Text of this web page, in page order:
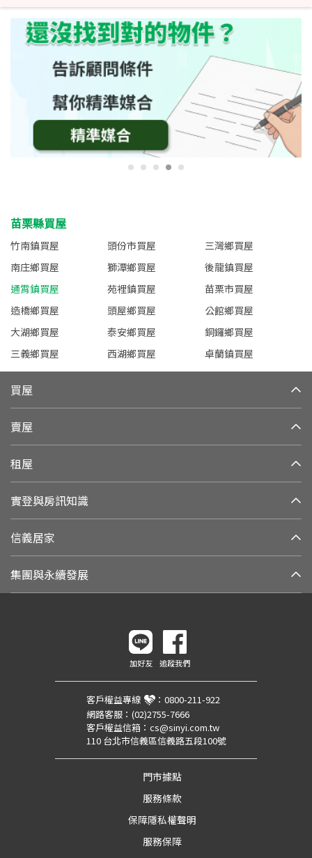
苗栗縣買屋
竹南鎮買屋 頭份市買屋
三灣鄉買屋
南庄鄉買屋
獅潭鄉買屋
後龍鎮買屋
通霄鎮買屋
苑裡鎮買屋
苗栗市買屋
造橋鄉買屋
頭屋鄉買屋
公館鄉買屋
大湖鄉買屋
泰安鄉買屋
銅鑼鄉買屋
三義鄉買屋
西湖鄉買屋 卓蘭鎮買屋
買屋
賣屋
租屋
實登與房訊知識
信義居家
集團與永續發展
加好友 追蹤我們
客戶權益專線 ： 0800-211-922
網路客服： (02)2755-7666
客戶權益信箱： cs@sinyi.com.tw
110 台北市信義區信義路五段100號
門市據點
服務條款
保障隱私權聲明
服務保障